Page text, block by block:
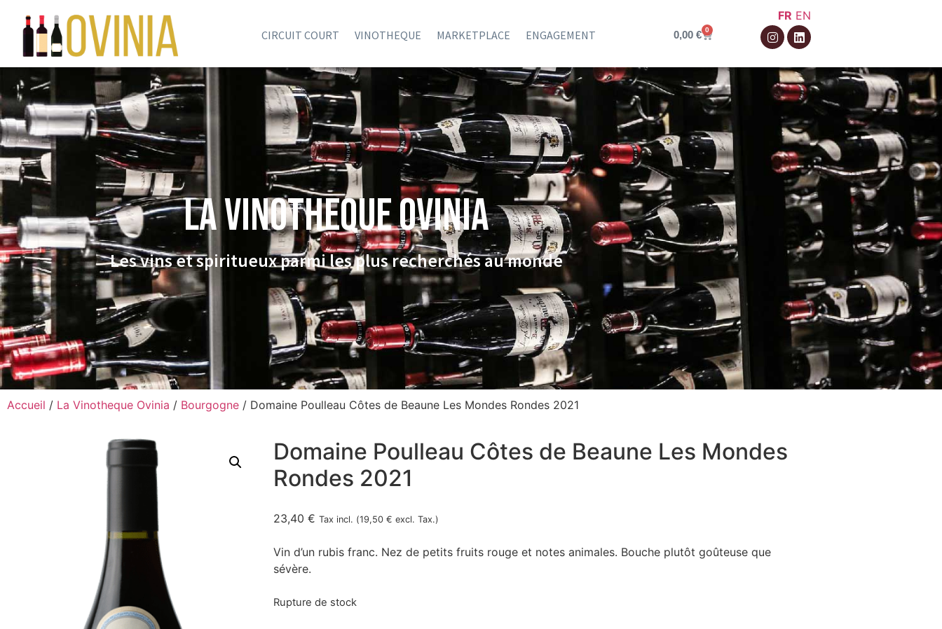
CIRCUIT COURT VINOTHEQUE MARKETPLACE ENGAGEMENT 0,00€ 0
FR EN
La VINOTHEQUE Ovinia
Les vins et spiritueux parmi les plus recherchés au monde
Accueil / La Vinotheque Ovinia / Bourgogne / Domaine Poulleau Côtes de Beaune Les Mondes Rondes 2021
Domaine Poulleau Côtes de Beaune Les Mondes
Rondes 2021
23,40 € Tax incl. (19,50 € excl. Tax.)
Vin d’un rubis franc. Nez de petits fruits rouge et notes animales. Bouche plutôt goûteuse que
sévère.
Rupture de stock